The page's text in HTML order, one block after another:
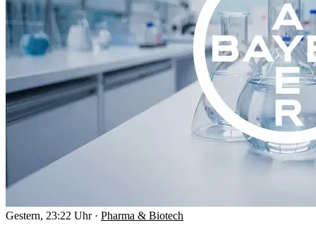
Gestern, 23:22 Uhr · Pharma & Biotech